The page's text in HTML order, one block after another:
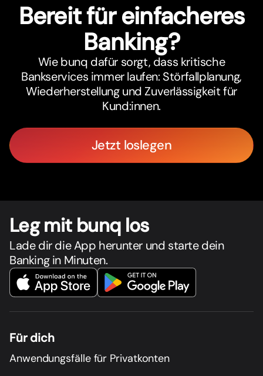
Bereit für einfacheres
Banking?
Wie bunq dafür sorgt, dass kritische
Bankservices immer laufen: Störfallplanung,
Wiederherstellung und Zuverlässigkeit für
Kund:innen.
Jetzt loslegen
Leg mit bunq los
Lade dir die App herunter und starte dein
Banking in Minuten.
Für dich
Anwendungsfälle für Privatkonten